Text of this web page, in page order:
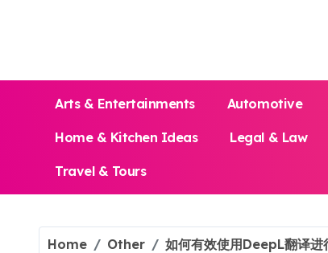
Arts & Entertainments Automotive
Home & Kitchen Ideas Legal & Law
Travel & Tours
Home Other 如何有效使用DeepL翻译进